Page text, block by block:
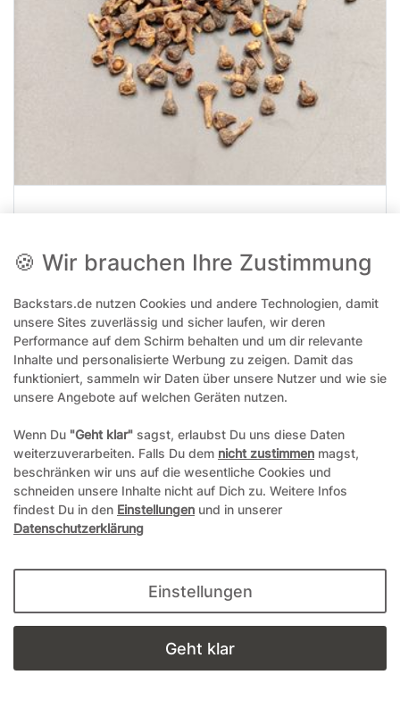
Artikelnummer 15319
1-4 Werktage
2,99 €*
74,75 € / Kilogramm
Details anzeigen
In den Warenkorb
🍪 Wir brauchen Ihre Zustimmung
Backstars.de nutzen Cookies und andere Technologien, damit
unsere Sites zuverlässig und sicher laufen, wir deren
Performance auf dem Schirm behalten und um dir relevante
Inhalte und personalisierte Werbung zu zeigen. Damit das
funktioniert, sammeln wir Daten über unsere Nutzer und wie sie
unsere Angebote auf welchen Geräten nutzen.
Wenn Du "Geht klar" sagst, erlaubst Du uns diese Daten
weiterzuverarbeiten. Falls Du dem nicht zustimmen magst,
beschränken wir uns auf die wesentliche Cookies und
schneiden unsere Inhalte nicht auf Dich zu. Weitere Infos
findest Du in den Einstellungen und in unserer
Datenschutzerklärung
Einstellungen
Geht klar